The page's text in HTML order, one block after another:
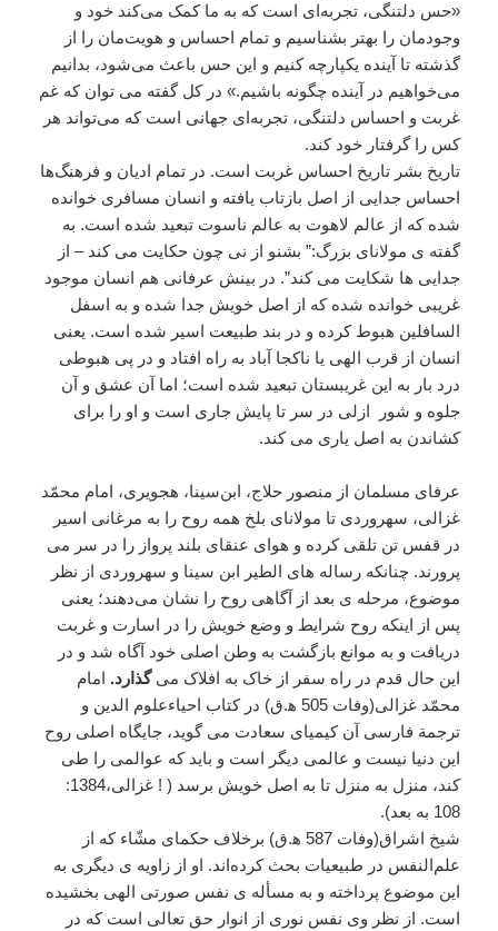
«حس دلتنگی، تجربه‌ای است که به ما کمک می‌کند خود و
وجودمان را بهتر بشناسیم و تمام احساس و هویت‌مان را از
گذشته تا آینده یکپارچه کنیم و این حس باعث می‌شود، بدانیم
می‌خواهیم در آینده چگونه باشیم.» در کل گفته می توان که غم
غربت و احساس دلتنگی، تجربه‌ای جهانی است که می‌تواند هر
کس را گرفتار خود کند.
تاریخ بشر تاریخ احساس غربت است. در تمام ادیان و فرهنگ‌ها
احساس جدایی از اصل بازتاب یافته و انسان مسافری خوانده
شده که از عالم لاهوت به عالم ناسوت تبعید شده است. به
گفته ی مولانای بزرگ:” بشنو از نی چون حکایت می کند – از
جدایی ها شکایت می کند”. در بینش عرفانی هم انسان موجود
غریبی خوانده شده که از اصل خویش جدا شده و به اسفل
السافلین هبوط کرده و در بند طبیعت اسیر شده است. یعنی
انسان از قرب الهی یا ناکجا آباد به راه افتاد و در پی هبوطی
درد بار به این غریبستان تبعید شده است؛ اما آن عشق و آن
جلوه و شور ازلی در سر تا پایش جاری است و او را برای
کشاندن به اصل یاری می کند.
عرفای مسلمان از منصور حلاج، ابن‌سینا، هجویری، امام محمّد
غزالی، سهروردی تا مولانای بلخ همه روح را به مرغانی اسیر
در قفس تن تلقی کرده و هوای عنقای بلند پرواز را در سر می
پرورند. چنانکه رساله های الطیر ابن سینا و سهروردی از نظر
موضوع، مرحله ی بعد از آگاهی روح را نشان می‌دهند؛ یعنی
پس از اینکه روح شرایط و وضع خویش را در اسارت و غربت
دریافت و به موانع بازگشت به وطن اصلی خود آگاه شد و در
این حال قدم در راه سفر از خاک به افلاک میگذارد. امام
محمّد غزالی(وفات 505 ﮬ.ق) در کتاب احیاءعلوم الدین و
ترجمة فارسی آن کیمیای سعادت می گوید، جایگاه اصلی روح
این دنیا نیست و عالمی دیگر است و باید که عوالمی را طی
کند، منزل به منزل تا به اصل خویش برسد ( ! غزالی،1384:
108 به بعد).
شیخ اشراق(وفات 587 ﮬ.ق) برخلاف حکمای مشّاء که از
علم‌النفس در طبیعیات بحث کرده‌اند. او از زاویه ی دیگری به
این موضوع پرداخته و به مسأله ی نفس صورتی الهی بخشیده
است. از نظر وی نفس نوری از انوار حق تعالی است که در